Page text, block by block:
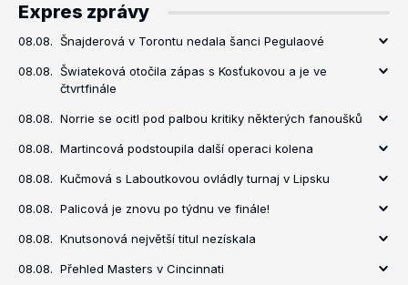
Expres zprávy
08.08. Šnajderová v Torontu nedala šanci Pegulaové
08.08. Šwiateková otočila zápas s Kosťukovou a je ve
čtvrtfinále
08.08. Norrie se ocitl pod palbou kritiky některých fanoušků
08.08. Martincová podstoupila další operaci kolena
08.08. Kučmová s Laboutkovou ovládly turnaj v Lipsku
08.08. Palicová je znovu po týdnu ve finále!
08.08. Knutsonová největší titul nezískala
08.08. Přehled Masters v Cincinnati